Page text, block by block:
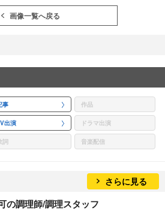
画像一覧へ戻る
事 作品
出演 ドラマ出演
詞 音楽配信
さらに見る
の調理師/調理スタッフ